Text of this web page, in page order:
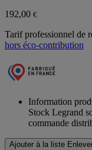
192,00 €
Tarif professionnel de
hors éco-contribution
Information
Stock Legrand
commande
Ajouter à la liste